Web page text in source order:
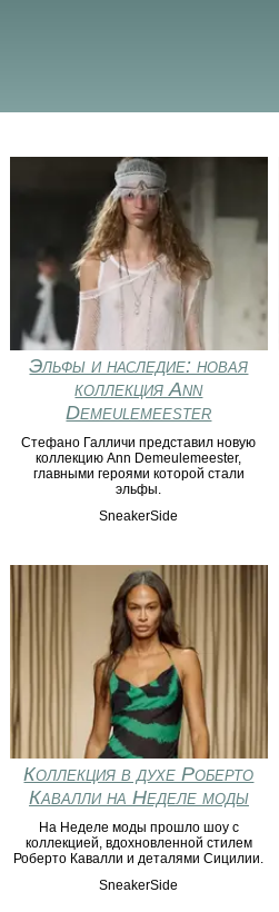
Эльфы и наследие: новая
коллекция Ann
Demeulemeester
Стефано Галличи представил новую
коллекцию Ann Demeulemeester,
главными героями которой стали
эльфы.
SneakerSide
Коллекция в духе Роберто
Кавалли на Неделе моды
На Неделе моды прошло шоу с
коллекцией, вдохновленной стилем
Роберто Кавалли и деталями Сицилии.
SneakerSide